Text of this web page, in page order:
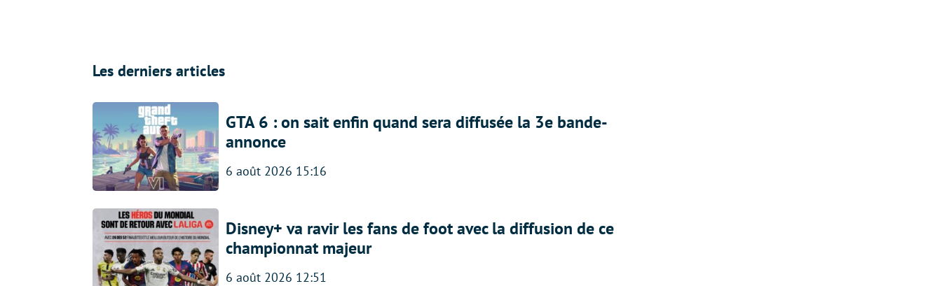
Les derniers articles
GTA 6 : on sait enfin quand sera diffusée la 3e bande-
annonce
6 août 2026 15:16
Disney+ va ravir les fans de foot avec la diffusion de ce
championnat majeur
6 août 2026 12:51